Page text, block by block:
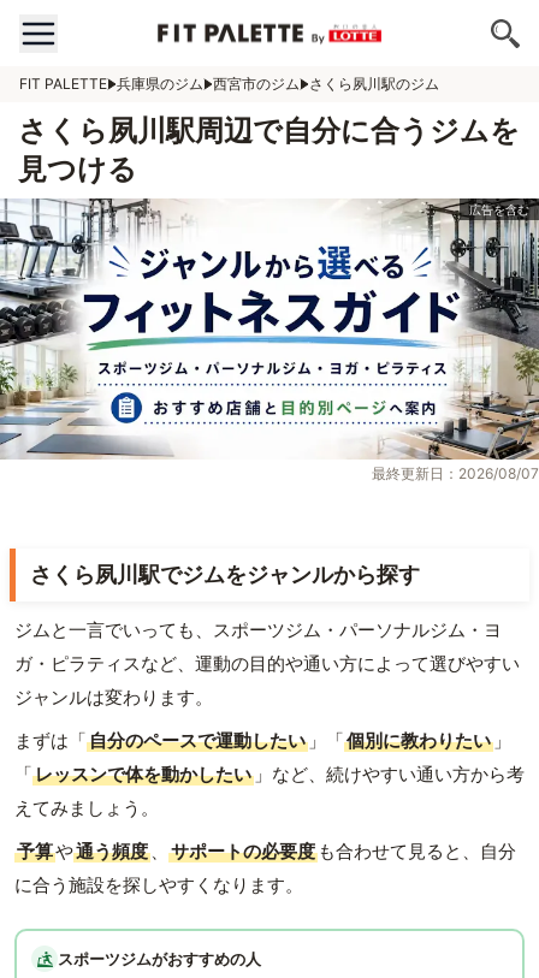
FIT PALETTE 兵庫県のジム 西宮市のジム さくら夙川駅のジム
さくら夙川駅周辺で自分に合うジムを
見つける
最終更新日：2026/08/07
さくら夙川駅でジムをジャンルから探す
ジムと一言でいっても、スポーツジム・パーソナルジム・ヨ
ガ・ピラティスなど、運動の目的や通い方によって選びやすい
ジャンルは変わります。
まずは「自分のペースで運動したい 」「個別に教わりたい 」
「レッスンで体を動かしたい 」など、続けやすい通い方から考
えてみましょう。
予算や通う頻度 、 サポートの必要度 も合わせて見ると、自分
に合う施設を探しやすくなります。
スポーツジムがおすすめの人